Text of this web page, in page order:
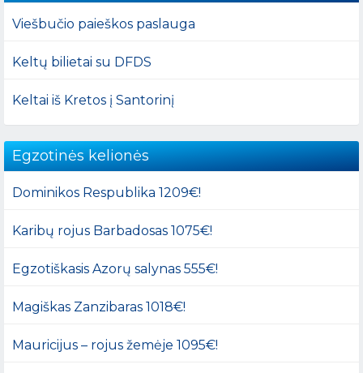
Viešbučio paieškos paslauga
Keltų bilietai su DFDS
Keltai iš Kretos į Santorinį
Egzotinės kelionės
Dominikos Respublika 1209€!
Karibų rojus Barbadosas 1075€!
Egzotiškasis Azorų salynas 555€!
Magiškas Zanzibaras 1018€!
Mauricijus – rojus žemėje 1095€!